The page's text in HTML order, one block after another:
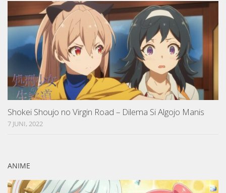
Shokei Shoujo no Virgin Road – Dilema Si Algojo Manis
7 JUNI, 2022
ANIME